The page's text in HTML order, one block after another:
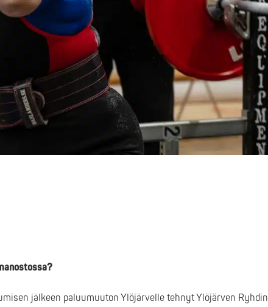
jälkeen paluumuuton Ylöjärvelle tehnyt Ylöjärven Ryhdin